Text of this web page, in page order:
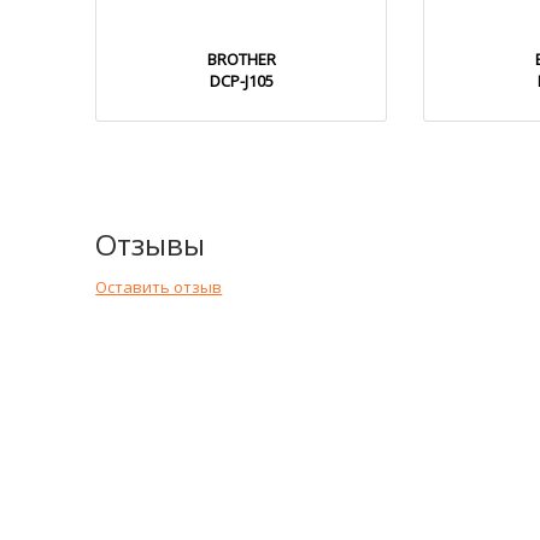
BROTHER
DCP-J105
Отзывы
Оставить отзыв